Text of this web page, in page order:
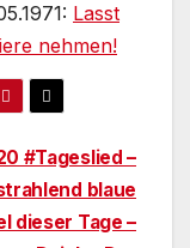
Lasst
nehmen!
#Tageslied –
blaue
dieser Tage –